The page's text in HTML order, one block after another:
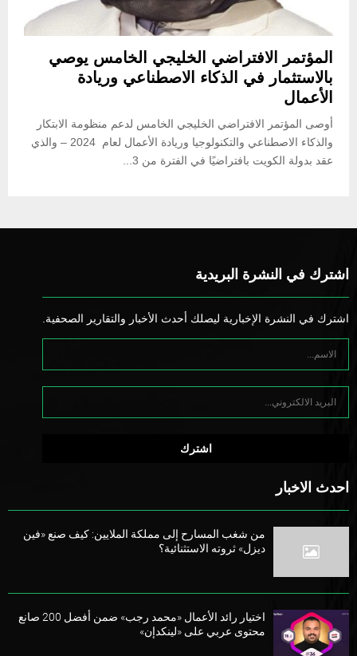
المؤتمر الافتراضي الخليجي الخامس يوصي
بالاستثمار في الذكاء الاصطناعي وريادة
الأعمال
أوصى المؤتمر الافتراضي الخليجي الخامس لدعم منظومة الابتكار
والذكاء الاصطناعي والتكنولوجيا وريادة الأعمال لعام 2024 – والذي
عقد بدولة الكويت بافتراضيًا في الفترة من 3...
اشترك في النشرة البريدية
اشترك في النشرة الإخبارية ليصلك أحدث الأخبار والتقارير الصحفية.
احدث الاخبار
من شغب المسارح إلى مملكة الملايين: كيف صنع «فين
ديزل» ثروته الاستثنائية؟
اختيار رائد الأعمال «محمد رجب» ضمن أفضل 200 صانع
محتوى عربي على «لينكدإن»